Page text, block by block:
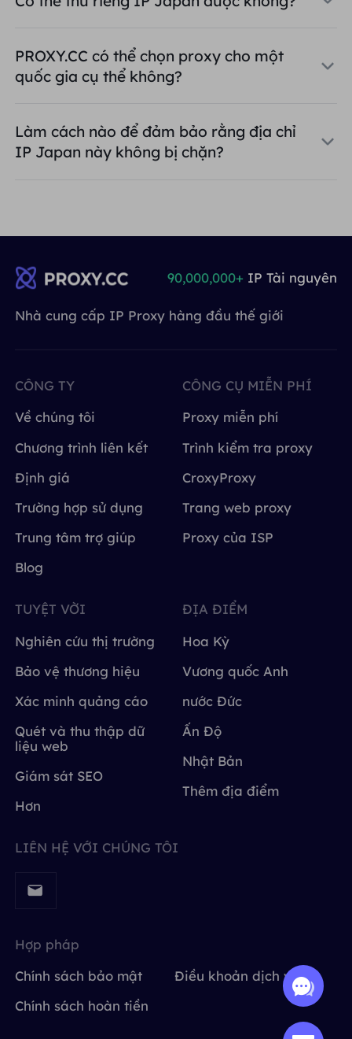
PROXY.CC có thể chọn proxy cho một
quốc gia cụ thể không?
Làm cách nào để đảm bảo rằng địa chỉ
IP Japan này không bị chặn?
Nhà cung cấp IP Proxy hàng đầu thế giới
90,000,000+ IP Tài nguyên
CÔNG TY
Về chúng tôi
Chương trình liên kết
Định giá
Trường hợp sử dụng
Trung tâm trợ giúp
Blog
CÔNG CỤ MIỄN PHÍ
Proxy miễn phí
Trình kiểm tra proxy
CroxyProxy
Trang web proxy
Proxy của ISP
TUYỆT VỜI
Nghiên cứu thị trường
Bảo vệ thương hiệu
Xác minh quảng cáo
Quét và thu thập dữ
liệu web
Giám sát SEO
Hơn
ĐỊA ĐIỂM
Hoa Kỳ
Vương quốc Anh
nước Đức
Ấn Độ
Nhật Bản
Thêm địa điểm
LIÊN HỆ VỚI CHÚNG TÔI
Hợp pháp
Chính sách bảo mật
Điều khoản dịch vụ
Chính sách hoàn tiền